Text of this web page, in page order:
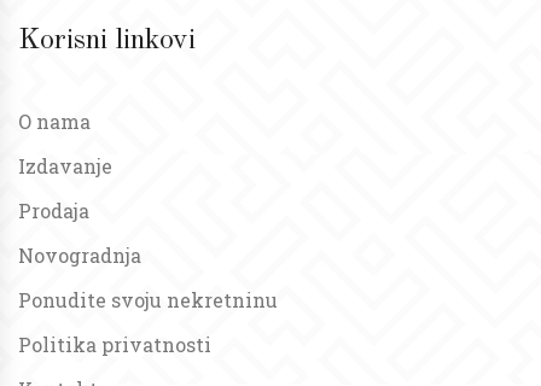
Korisni linkovi
O nama
Izdavanje
Prodaja
Novogradnja
Ponudite svoju nekretninu
Politika privatnosti